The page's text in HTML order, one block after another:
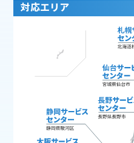
対応エリア